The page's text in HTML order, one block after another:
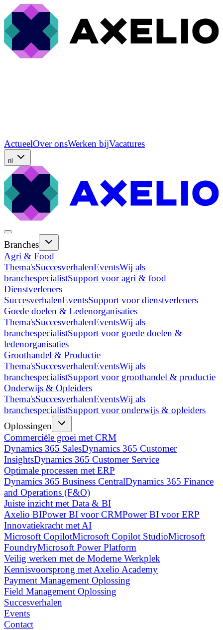
ActueelOver onsWerken bijVacatures
nl
Branches
Agri & Food
Thema'sSuccesverhalenEventsWij als
branchespecialistSupport voor agri & food
Dienstverleners
SuccesverhalenEventsSupport voor dienstverleners
Goede doelen & Ledenorganisaties
Thema'sSuccesverhalenEventsWij als
branchespecialistSupport voor goede doelen &
ledenorganisaties
Groothandel & Productie
Thema'sSuccesverhalenEventsWij als
branchespecialistSupport voor groothandel & productie
Onderwijs & Opleiders
Thema'sSuccesverhalenEventsWij als
branchespecialistSupport voor onderwijs & opleiders
Oplossingen
Commerciële groei met CRM
Dynamics 365 SalesDynamics 365 Customer
InsightsDynamics 365 Customer Service
Optimale processen met ERP
Dynamics 365 Business CentralDynamics 365 Finance
and Operations (F&O)
Juiste inzicht met Data & BI
Axelio BIPower BI voor CRMPower BI voor ERP
Innovatiekracht met AI
Microsoft CopilotMicrosoft Copilot StudioMicrosoft
FoundryMicrosoft Power Platform
Veilig werken met de Moderne Werkplek
Kennisvoorsprong met Axelio Academy
Payment Management Oplossing
Field Management Oplossing
Succesverhalen
Events
Contact